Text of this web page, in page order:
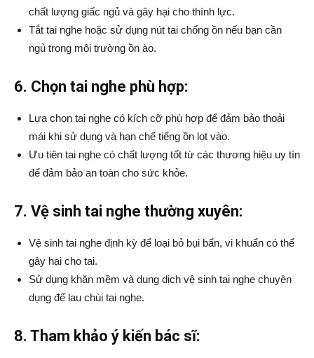
chất lượng giấc ngủ và gây hại cho thính lực.
Tắt tai nghe hoặc sử dụng nút tai chống ồn nếu bạn cần
ngủ trong môi trường ồn ào.
6. Chọn tai nghe phù hợp:
Lựa chọn tai nghe có kích cỡ phù hợp để đảm bảo thoải
mái khi sử dụng và hạn chế tiếng ồn lọt vào.
Ưu tiên tai nghe có chất lượng tốt từ các thương hiệu uy tín
để đảm bảo an toàn cho sức khỏe.
7. Vệ sinh tai nghe thường xuyên:
Vệ sinh tai nghe định kỳ để loại bỏ bụi bẩn, vi khuẩn có thể
gây hại cho tai.
Sử dụng khăn mềm và dung dịch vệ sinh tai nghe chuyên
dụng để lau chùi tai nghe.
8. Tham khảo ý kiến bác sĩ: